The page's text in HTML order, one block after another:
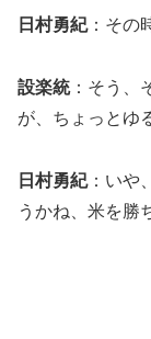
日村勇紀：その
設楽統：そう、
が、ちょっとゆ
日村勇紀：いや
うかね、米を勝